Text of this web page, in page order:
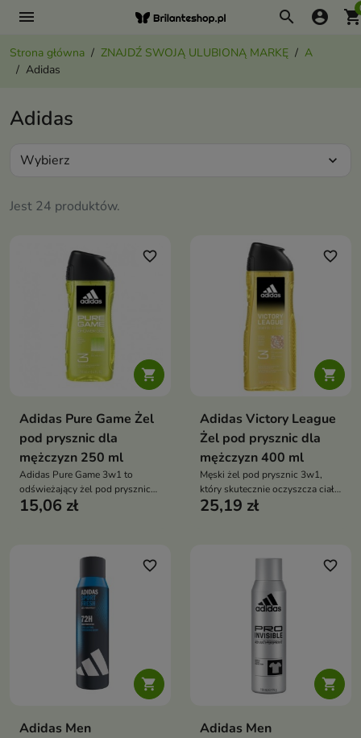
menu search account_circle
Strona główna ZNAJDŹ SWOJĄ ULUBIONĄ MARKĘ
A
Adidas
Adidas
Jest 24 produktów.
Wybierz expand_more

favorite_border
Adidas Pure Game Żel
pod prysznic dla
mężczyzn 250 ml
Adidas Pure Game 3w1 to
odświeżający żel pod prysznic
dla mężczyzn, który oczyszcza
15,06 zł

favorite_border
Adidas Victory League
Żel pod prysznic dla
mężczyzn 400 ml
Męski żel pod prysznic 3w1,
który skutecznie oczyszcza ciało
i włosy, zapewniając uczucie
25,19 zł

favorite_border
Adidas Men

favorite_border
Adidas Men